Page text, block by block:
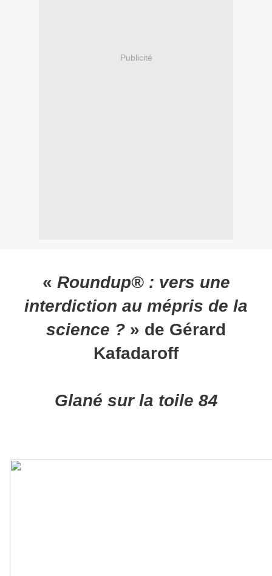
Publicité
« Roundup® : vers une
interdiction au mépris de la
science ? » de Gérard
Kafadaroff
Glané sur la toile 84